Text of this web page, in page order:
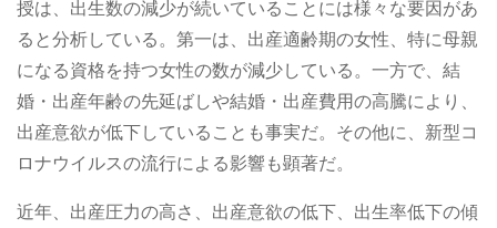
授は、出生数の減少が続いていることには様々な要因があ
ると分析している。第一は、出産適齢期の女性、特に母親
になる資格を持つ女性の数が減少している。一方で、結
婚・出産年齢の先延ばしや結婚・出産費用の高騰により、
出産意欲が低下していることも事実だ。その他に、新型コ
ロナウイルスの流行による影響も顕著だ。
近年、出産圧力の高さ、出産意欲の低下、出生率低下の傾